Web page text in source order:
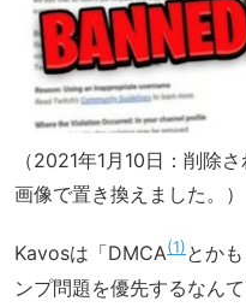
（2021年1月10日：削除
画像で置き換えました。）
Kavosは「DMCA 1 とか
ンプ問題を優先するなん